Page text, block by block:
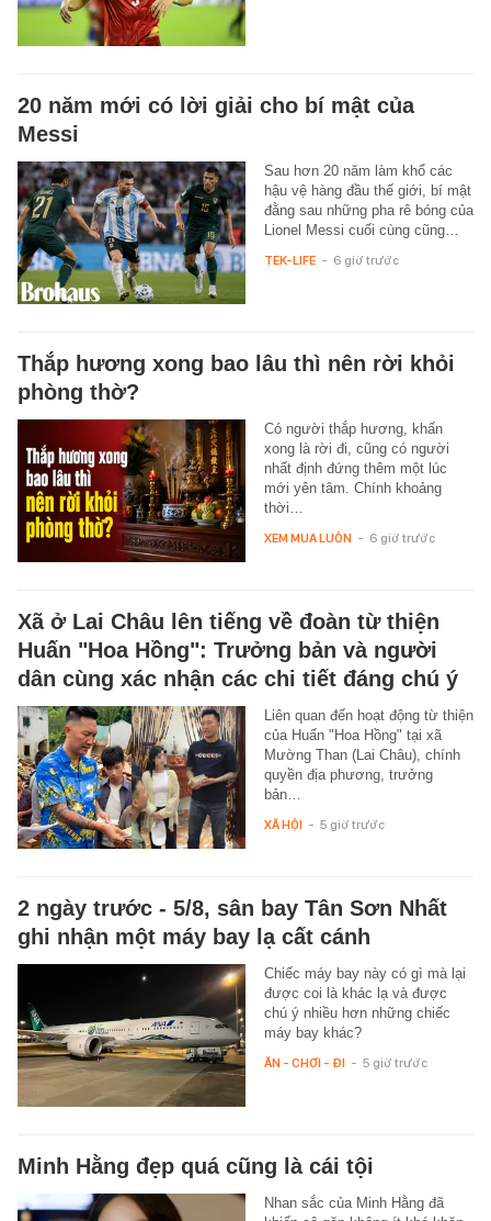
20 năm mới có lời giải cho bí mật của
Messi
Sau hơn 20 năm làm khổ các
hậu vệ hàng đầu thế giới, bí mật
đằng sau những pha rê bóng của
Lionel Messi cuối cùng cũng…
TEK-LIFE - 6 giờ trước
Thắp hương xong bao lâu thì nên rời khỏi
phòng thờ?
Có người thắp hương, khấn
xong là rời đi, cũng có người
nhất định đứng thêm một lúc
mới yên tâm. Chính khoảng
thời…
XEM MUA LUÔN - 6 giờ trước
Xã ở Lai Châu lên tiếng về đoàn từ thiện
Huấn "Hoa Hồng": Trưởng bản và người
dân cùng xác nhận các chi tiết đáng chú ý
Liên quan đến hoạt động từ thiện
của Huấn "Hoa Hồng" tại xã
Mường Than (Lai Châu), chính
quyền địa phương, trưởng
bản…
XÃ HỘI - 5 giờ trước
2 ngày trước - 5/8, sân bay Tân Sơn Nhất
ghi nhận một máy bay lạ cất cánh
Chiếc máy bay này có gì mà lại
được coi là khác lạ và được
chú ý nhiều hơn những chiếc
máy bay khác?
ĂN - CHƠI - ĐI - 5 giờ trước
Minh Hằng đẹp quá cũng là cái tội
Nhan sắc của Minh Hằng đã